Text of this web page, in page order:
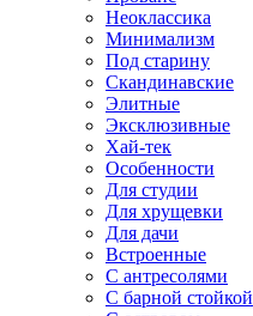
Неоклассика
Минимализм
Под старину
Скандинавские
Элитные
Эксклюзивные
Хай-тек
Особенности
Для студии
Для хрущевки
Для дачи
Встроенные
С антресолями
С барной стойкой